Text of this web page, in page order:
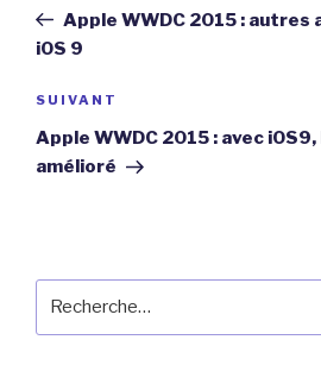
l’article
précédent
Apple WWDC 2015 : autres
iOS 9
Article
suivant
SUIVANT
Apple WWDC 2015 : avec
amélioré